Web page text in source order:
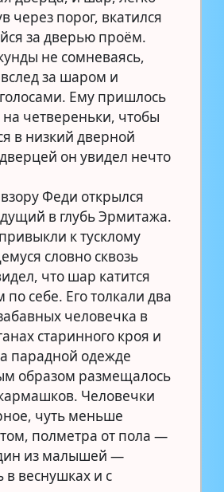
через порог, вкатился
за дверью проём.
не сомневаясь,
за шаром и
Ему пришлось
на четвереньки, чтобы
в низкий дверной
он увидел нечто
Феди открылся
в глубь Эрмитажа.
к тусклому
словно сквозь
что шар катится
по себе. Его толкали два
человечка в
старинного кроя и
парадной одежде
образом размещалось
Человечки
чуть меньше
полметра от пола —
из малышей —
веснушках и с